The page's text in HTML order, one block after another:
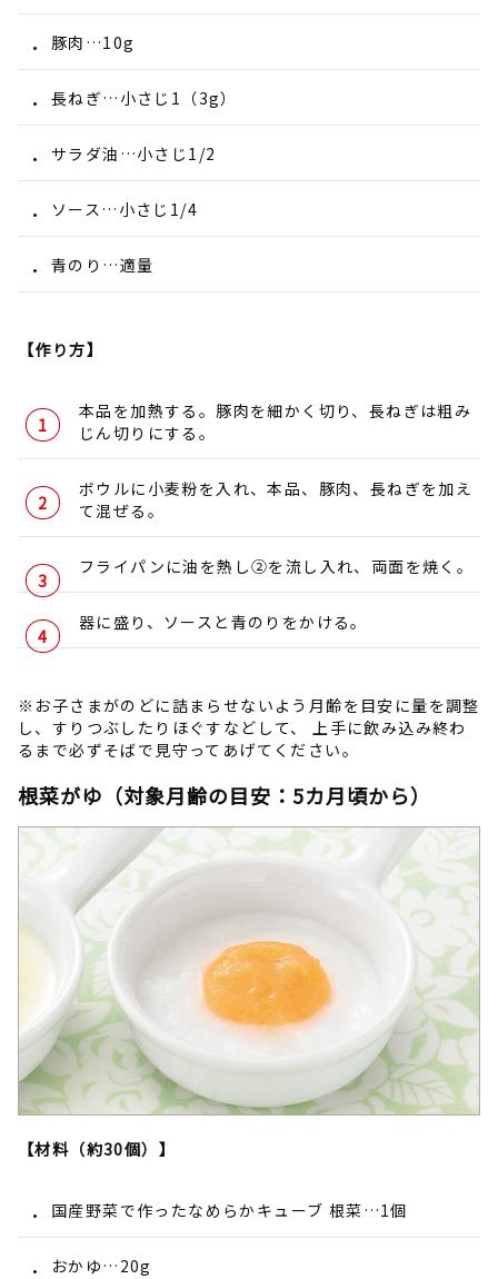
豚肉…10g
長ねぎ…小さじ1（3g）
サラダ油…小さじ1/2
ソース…小さじ1/4
青のり…適量
【作り方】
本品を加熱する。豚肉を細かく切り、長ねぎは粗み
じん切りにする。
ボウルに小麦粉を入れ、本品、豚肉、長ねぎを加え
て混ぜる。
フライパンに油を熱し②を流し入れ、両面を焼く。
器に盛り、ソースと青のりをかける。
※お子さまがのどに詰まらせないよう月齢を目安に量を調整
し、すりつぶしたりほぐすなどして、 上手に飲み込み終わ
るまで必ずそばで見守ってあげてください。
根菜がゆ（対象月齢の目安：5カ月頃から）
【材料（約30個）】
国産野菜で作ったなめらかキューブ 根菜…1個
おかゆ…20g